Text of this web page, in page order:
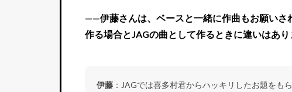
——伊藤さんは、ベースと一緒に作曲もお願いさ
作る場合とJAGの曲として作るときに違いはあり
伊藤 ：JAGでは喜多村君からハッキリしたお題をも